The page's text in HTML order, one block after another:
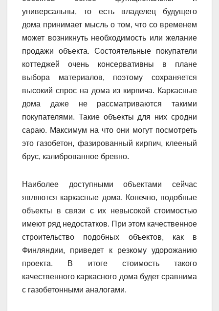
универсальны, то есть владелец будущего
дома принимает мысль о том, что со временем
может возникнуть необходимость или желание
продажи объекта. Состоятельные покупатели
коттеджей очень консервативны в плане
выбора материалов, поэтому сохраняется
высокий спрос на дома из кирпича. Каркасные
дома даже не рассматриваются такими
покупателями. Такие объекты для них сродни
сараю. Максимум на что они могут посмотреть
это газобетон, фазированный кирпич, клееный
брус, калиброванное бревно.
Наиболее доступными объектами сейчас
являются каркасные дома. Конечно, подобные
объекты в связи с их невысокой стоимостью
имеют ряд недостатков. При этом качественное
строительство подобных объектов, как в
Финляндии, приведет к резкому удорожанию
проекта. В итоге стоимость такого
качественного каркасного дома будет сравнима
с газобетонными аналогами.